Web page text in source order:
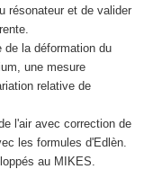
résonateur et de valider
de la déformation du
une mesure
relative de
l'air avec correction de
les formules d'Edlèn.
au MIKES.